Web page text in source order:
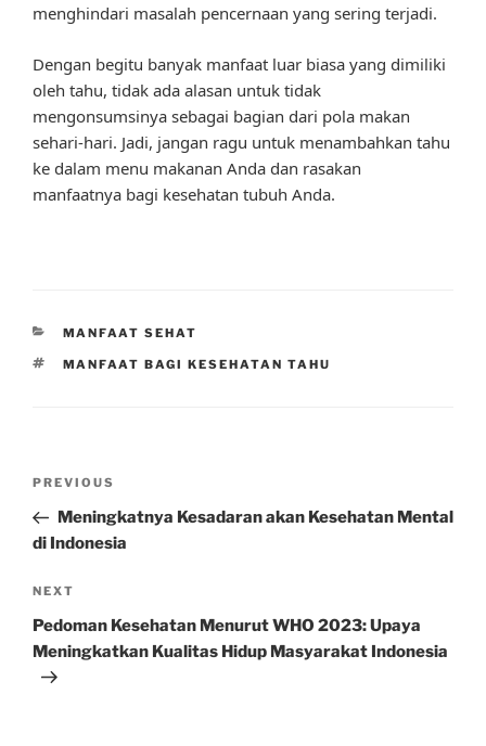
menghindari masalah pencernaan yang sering terjadi.
Dengan begitu banyak manfaat luar biasa yang dimiliki
oleh tahu, tidak ada alasan untuk tidak
mengonsumsinya sebagai bagian dari pola makan
sehari-hari. Jadi, jangan ragu untuk menambahkan tahu
ke dalam menu makanan Anda dan rasakan
manfaatnya bagi kesehatan tubuh Anda.
CATEGORIES
MANFAAT SEHAT
TAGS
MANFAAT BAGI KESEHATAN TAHU
Previous
Post
PREVIOUS
Meningkatnya Kesadaran akan Kesehatan Mental
di Indonesia
Next
Post
NEXT
Pedoman Kesehatan Menurut WHO 2023: Upaya
Meningkatkan Kualitas Hidup Masyarakat Indonesia